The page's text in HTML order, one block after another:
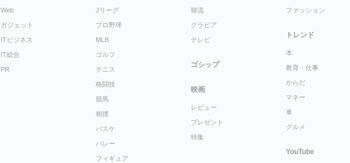
Web
ガジェット
ITビジネス
IT総合
PR
Jリーグ
プロ野球
MLB
ゴルフ
テニス
格闘技
競馬
相撲
バスケ
バレー
フィギュア
韓流
グラビア
テレビ
ゴシップ
映画
レビュー
プレゼント
特集
ファッション
トレンド
本
教育・仕事
からだ
マネー
車
グルメ
YouTube